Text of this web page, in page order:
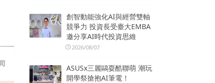
創智動能強化AI與經營雙軸
競爭力 投資長受臺大EMBA
邀分享AI時代投資思維
2026/08/07
ASUSx三麗鷗耍酷聯萌 潮玩
開學祭搶抱AI筆電！